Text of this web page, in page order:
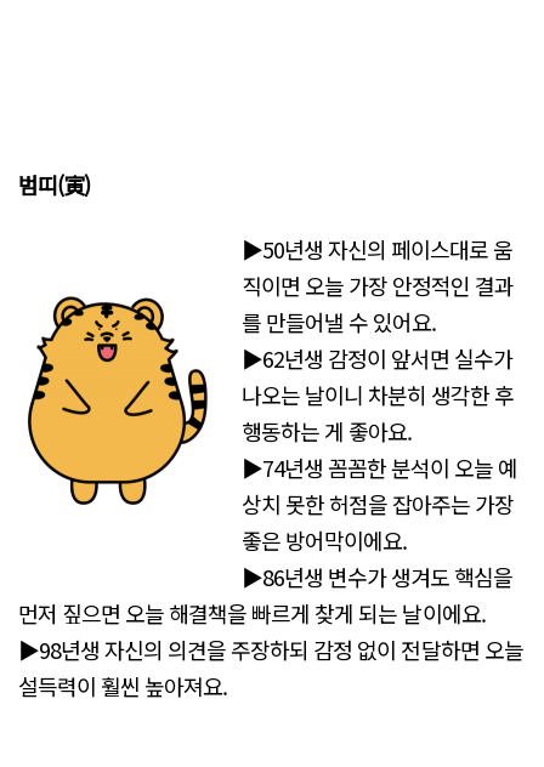
범띠(寅)
▶50년생 자신의 페이스대로 움
직이면 오늘 가장 안정적인 결과
를 만들어낼 수 있어요.
▶62년생 감정이 앞서면 실수가
나오는 날이니 차분히 생각한 후
행동하는 게 좋아요.
▶74년생 꼼꼼한 분석이 오늘 예
상치 못한 허점을 잡아주는 가장
좋은 방어막이에요.
▶86년생 변수가 생겨도 핵심을
먼저 짚으면 오늘 해결책을 빠르게 찾게 되는 날이에요.
▶98년생 자신의 의견을 주장하되 감정 없이 전달하면 오늘
설득력이 훨씬 높아져요.